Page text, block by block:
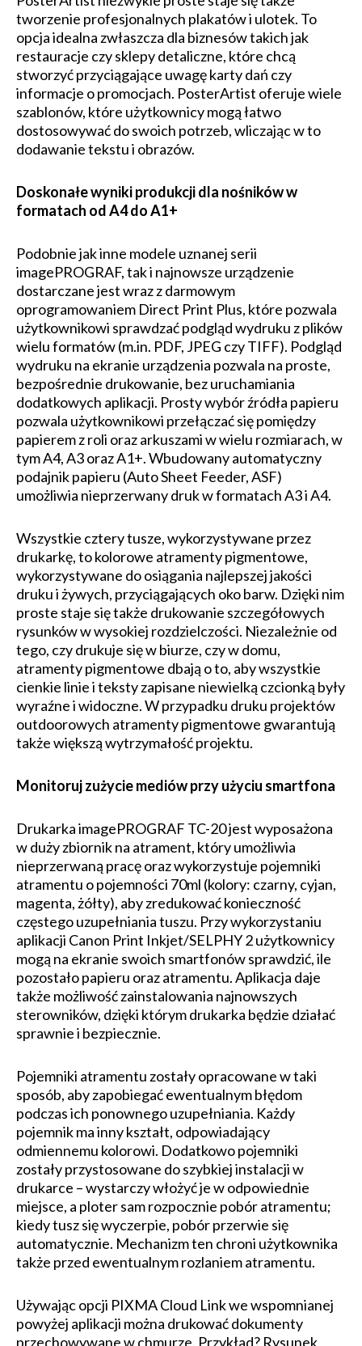
tworzenie profesjonalnych plakatów i ulotek. To
opcja idealna zwłaszcza dla biznesów takich jak
restauracje czy sklepy detaliczne, które chcą
stworzyć przyciągające uwagę karty dań czy
informacje o promocjach. PosterArtist oferuje wiele
szablonów, które użytkownicy mogą łatwo
dostosowywać do swoich potrzeb, wliczając w to
dodawanie tekstu i obrazów.
Doskonałe wyniki produkcji dla nośników w
formatach od A4 do A1+
Podobnie jak inne modele uznanej serii
imagePROGRAF, tak i najnowsze urządzenie
dostarczane jest wraz z darmowym
oprogramowaniem Direct Print Plus, które pozwala
użytkownikowi sprawdzać podgląd wydruku z plików
wielu formatów (m.in. PDF, JPEG czy TIFF). Podgląd
wydruku na ekranie urządzenia pozwala na proste,
bezpośrednie drukowanie, bez uruchamiania
dodatkowych aplikacji. Prosty wybór źródła papieru
pozwala użytkownikowi przełączać się pomiędzy
papierem z roli oraz arkuszami w wielu rozmiarach, w
tym A4, A3 oraz A1+. Wbudowany automatyczny
podajnik papieru (Auto Sheet Feeder, ASF)
umożliwia nieprzerwany druk w formatach A3 i A4.
Wszystkie cztery tusze, wykorzystywane przez
drukarkę, to kolorowe atramenty pigmentowe,
wykorzystywane do osiągania najlepszej jakości
druku i żywych, przyciągających oko barw. Dzięki nim
proste staje się także drukowanie szczegółowych
rysunków w wysokiej rozdzielczości. Niezależnie od
tego, czy drukuje się w biurze, czy w domu,
atramenty pigmentowe dbają o to, aby wszystkie
cienkie linie i teksty zapisane niewielką czcionką były
wyraźne i widoczne. W przypadku druku projektów
outdoorowych atramenty pigmentowe gwarantują
także większą wytrzymałość projektu.
Monitoruj zużycie mediów przy użyciu smartfona
Drukarka imagePROGRAF TC-20 jest wyposażona
w duży zbiornik na atrament, który umożliwia
nieprzerwaną pracę oraz wykorzystuje pojemniki
atramentu o pojemności 70ml (kolory: czarny, cyjan,
magenta, żółty), aby zredukować konieczność
częstego uzupełniania tuszu. Przy wykorzystaniu
aplikacji Canon Print Inkjet/SELPHY 2 użytkownicy
mogą na ekranie swoich smartfonów sprawdzić, ile
pozostało papieru oraz atramentu. Aplikacja daje
także możliwość zainstalowania najnowszych
sterowników, dzięki którym drukarka będzie działać
sprawnie i bezpiecznie.
Pojemniki atramentu zostały opracowane w taki
sposób, aby zapobiegać ewentualnym błędom
podczas ich ponownego uzupełniania. Każdy
pojemnik ma inny kształt, odpowiadający
odmiennemu kolorowi. Dodatkowo pojemniki
zostały przystosowane do szybkiej instalacji w
drukarce – wystarczy włożyć je w odpowiednie
miejsce, a ploter sam rozpocznie pobór atramentu;
kiedy tusz się wyczerpie, pobór przerwie się
automatycznie. Mechanizm ten chroni użytkownika
także przed ewentualnym rozlaniem atramentu.
Używając opcji PIXMA Cloud Link we wspomnianej
powyżej aplikacji można drukować dokumenty
przechowywane w chmurze. Przykład? Rysunek